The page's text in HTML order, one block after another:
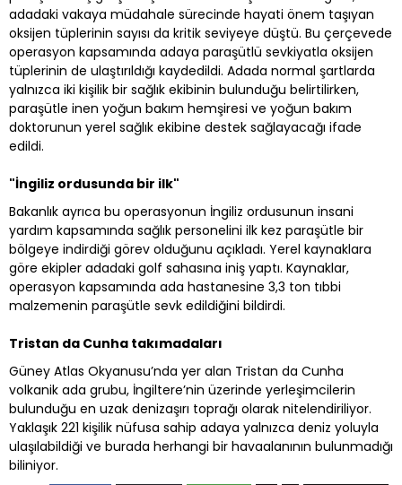
adadaki vakaya müdahale sürecinde hayati önem taşıyan
oksijen tüplerinin sayısı da kritik seviyeye düştü. Bu çerçevede
operasyon kapsamında adaya paraşütlü sevkiyatla oksijen
tüplerinin de ulaştırıldığı kaydedildi. Adada normal şartlarda
yalnızca iki kişilik bir sağlık ekibinin bulunduğu belirtilirken,
paraşütle inen yoğun bakım hemşiresi ve yoğun bakım
doktorunun yerel sağlık ekibine destek sağlayacağı ifade
edildi.
"İngiliz ordusunda bir ilk"
Bakanlık ayrıca bu operasyonun İngiliz ordusunun insani
yardım kapsamında sağlık personelini ilk kez paraşütle bir
bölgeye indirdiği görev olduğunu açıkladı. Yerel kaynaklara
göre ekipler adadaki golf sahasına iniş yaptı. Kaynaklar,
operasyon kapsamında ada hastanesine 3,3 ton tıbbi
malzemenin paraşütle sevk edildiğini bildirdi.
Tristan da Cunha takımadaları
Güney Atlas Okyanusu’nda yer alan Tristan da Cunha
volkanik ada grubu, İngiltere’nin üzerinde yerleşimcilerin
bulunduğu en uzak denizaşırı toprağı olarak nitelendiriliyor.
Yaklaşık 221 kişilik nüfusa sahip adaya yalnızca deniz yoluyla
ulaşılabildiği ve burada herhangi bir havaalanının bulunmadığı
biliniyor.